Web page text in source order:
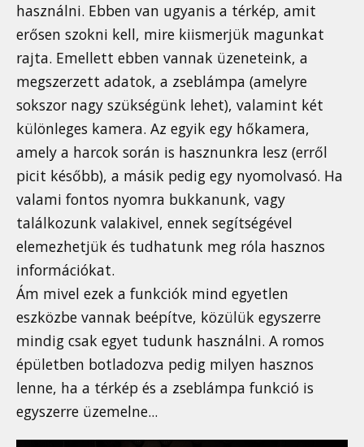
használni. Ebben van ugyanis a térkép, amit
erősen szokni kell, mire kiismerjük magunkat
rajta. Emellett ebben vannak üzeneteink, a
megszerzett adatok, a zseblámpa (amelyre
sokszor nagy szükségünk lehet), valamint két
különleges kamera. Az egyik egy hőkamera,
amely a harcok során is hasznunkra lesz (erről
picit később), a másik pedig egy nyomolvasó. Ha
valami fontos nyomra bukkanunk, vagy
találkozunk valakivel, ennek segítségével
elemezhetjük és tudhatunk meg róla hasznos
információkat.
Ám mivel ezek a funkciók mind egyetlen
eszközbe vannak beépítve, közülük egyszerre
mindig csak egyet tudunk használni. A romos
épületben botladozva pedig milyen hasznos
lenne, ha a térkép és a zseblámpa funkció is
egyszerre üzemelne...